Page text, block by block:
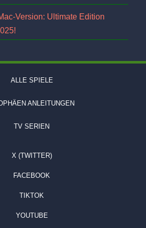
Version: Ultimate Edition
ALLE SPIELE
ANLEITUNGEN
TV SERIEN
X (TWITTER)
FACEBOOK
TIKTOK
YOUTUBE